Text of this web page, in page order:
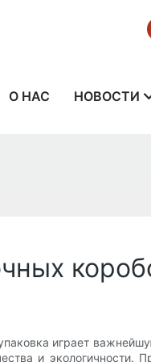
О НАС НОВОСТИ
играет
и экологичности.